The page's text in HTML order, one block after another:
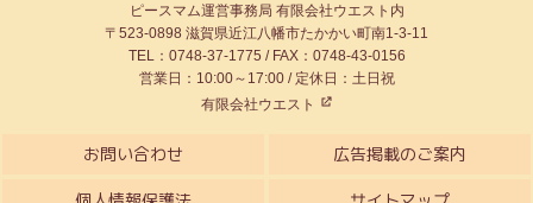
ピースマム運営事務局 有限会社ウエスト内
〒523-0898 滋賀県近江八幡市たかかい町南1-3-11
TEL：0748-37-1775 / FAX：0748-43-0156
営業日：10:00～17:00 / 定休日：土日祝
有限会社ウエスト
お問い合わせ 広告掲載のご案内